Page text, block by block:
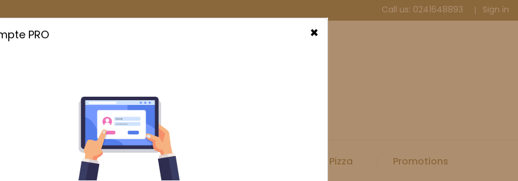
Call us: 0241648893 Sign in
Emballage Hygiène et Textile Spécial Pizza Promotions
×
PRO